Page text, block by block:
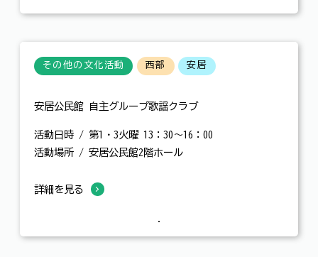
その他の文化活動 西部 安居
安居公民館 自主グループ歌謡クラブ
活動日時 / 第1・3火曜 13：30～16：00
活動場所 / 安居公民館2階ホール
詳細を見る